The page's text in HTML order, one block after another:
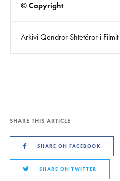
© Copyright
Arkivi Qendror Shtetëror i Filmit
SHARE THIS ARTICLE
SHARE ON FACEBOOK
SHARE ON TWITTER